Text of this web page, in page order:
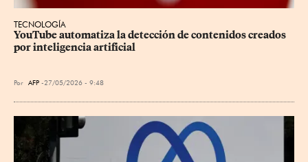
TECNOLOGÍA
YouTube automatiza la detección de contenidos creados
por inteligencia artificial
Por AFP 27/05/2026 - 9:48